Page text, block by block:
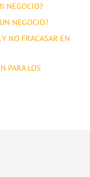
NEGOCIO?
NEGOCIO?
NO FRACASAR EN
PARA LOS